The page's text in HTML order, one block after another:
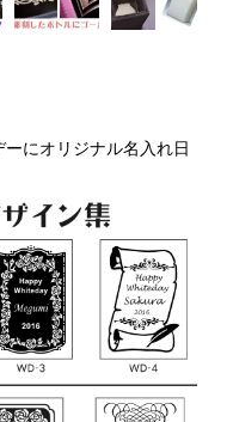
にオリジナル名入れ日